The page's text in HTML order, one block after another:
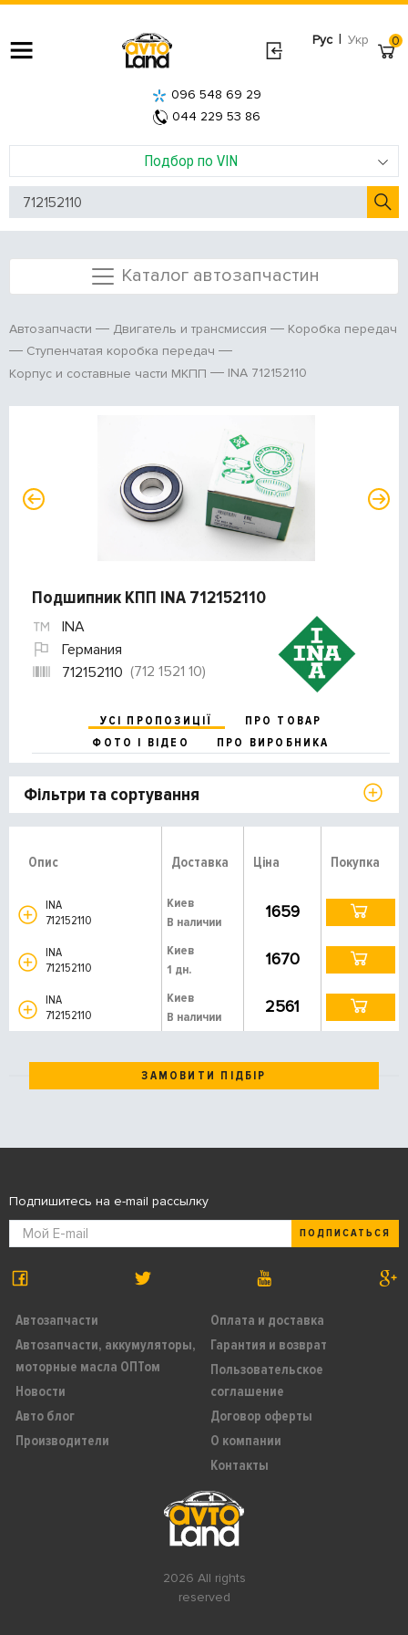
Рус | Укр
Подбор по VIN
096 548 69 29
044 229 53 86
0
Каталог автозапчастин
Автозапчасти Двигатель и трансмиссия
Коробка передач
Ступенчатая коробка передач
Корпус и составные части МКПП
INA 712152110
Подшипник КПП INA 712152110
INA
Германия
712152110 (712 1521 10)
УСІ ПРОПОЗИЦІЇ
ПРО ТОВАР
ФОТО І ВІДЕО
ПРО ВИРОБНИКА
Фільтри та сортування
Опис Доставка Ціна Покупка
INA
712152110
Киев
В наличии
1659
INA
712152110
Киев
1 дн.
1670
INA
712152110
Киев
В наличии
2561
ЗАМОВИТИ ПІДБІР
2026 All rights
reserved
Автозапчасти
Автозапчасти, аккумуляторы,
моторные масла ОПТом
Новости
Авто блог
Производители
Оплата и доставка
Гарантия и возврат
Пользовательское
соглашение
Договор оферты
О компании
Контакты
Подпишитесь на e-mail рассылку
ПОДПИСАТЬСЯ